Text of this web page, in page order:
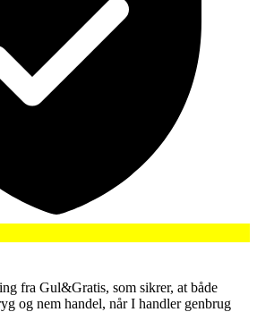
fra Gul&Gratis, som sikrer, at både
og nem handel, når I handler genbrug